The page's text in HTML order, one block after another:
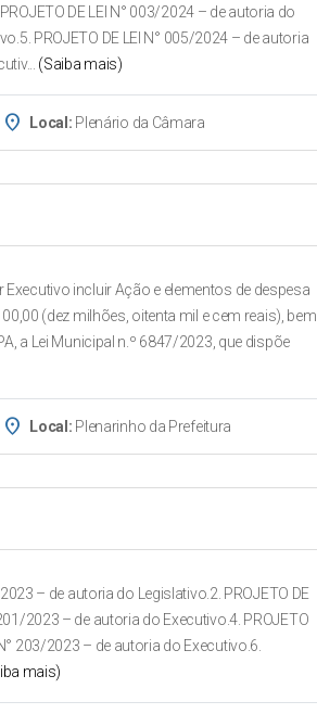
DE LEI N° 003/2024 – de autoria do
PROJETO DE LEI N° 005/2024 – de autoria
(Saiba mais)
place Local: Plenário da Câmara
Executivo incluir Ação e elementos de despesa
(dez milhões, oitenta mil e cem reais), bem
a Lei Municipal n.º 6847/2023, que dispõe
place Local: Plenarinho da Prefeitura
2023 – de autoria do Legislativo.2. PROJETO DE
2023 – de autoria do Executivo.4. PROJETO
203/2023 – de autoria do Executivo.6.
mais)